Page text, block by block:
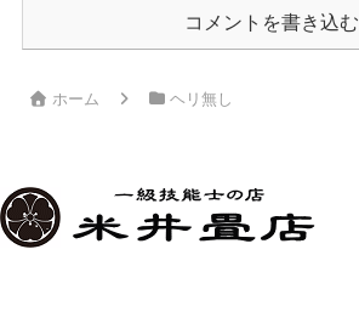
コメントを書き込む
ホーム ヘリ無し